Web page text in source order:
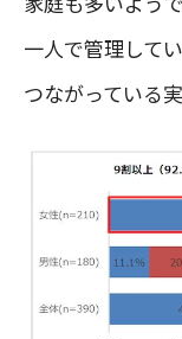
一人で管理して
つながっている